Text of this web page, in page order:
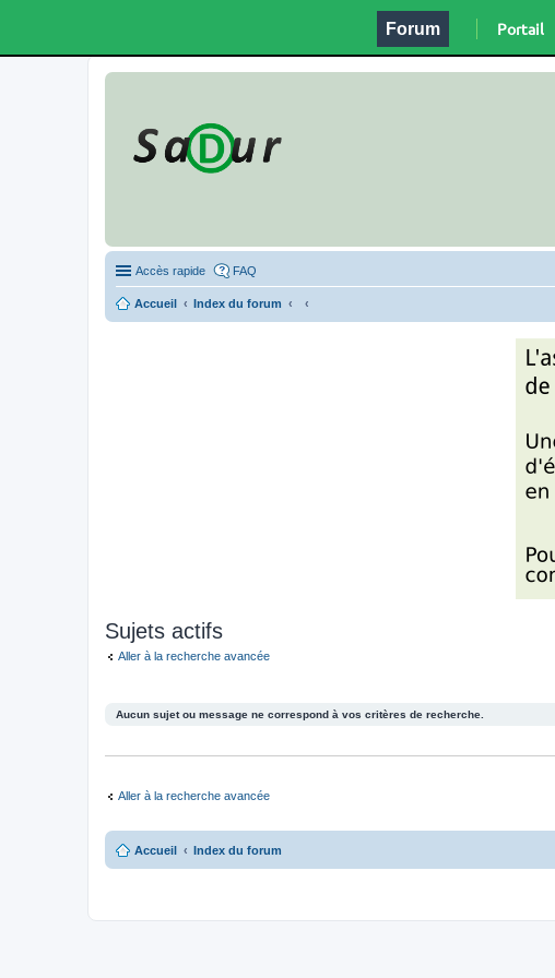
Forum Portail
Accès rapide FAQ
Accueil Index du forum
Sujets actifs
Aller à la recherche avancée
Aucun sujet ou message ne correspond à vos critères de recherche.
Aller à la recherche avancée
Accueil Index du forum